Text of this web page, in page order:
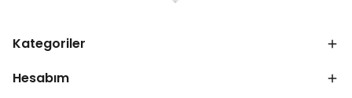
Kategoriler
Hesabım